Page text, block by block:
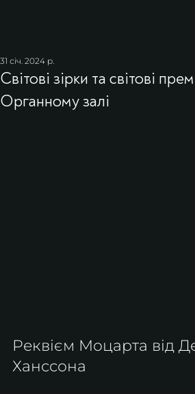
Світові зірки та світові
Органному залі
31 січ. 2024 р.
Реквієм Моцарта від
Ханссона